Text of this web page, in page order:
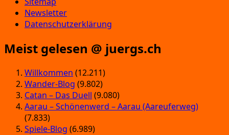
Newsletter
Datenschutzerklärung
Meist gelesen @ juergs.ch
Willkommen (12.211)
Wander-Blog (9.802)
Catan – Das Duell (9.080)
Aarau – Schönenwerd – Aarau (Aareuferweg)
(7.833)
Spiele-Blog (6.989)